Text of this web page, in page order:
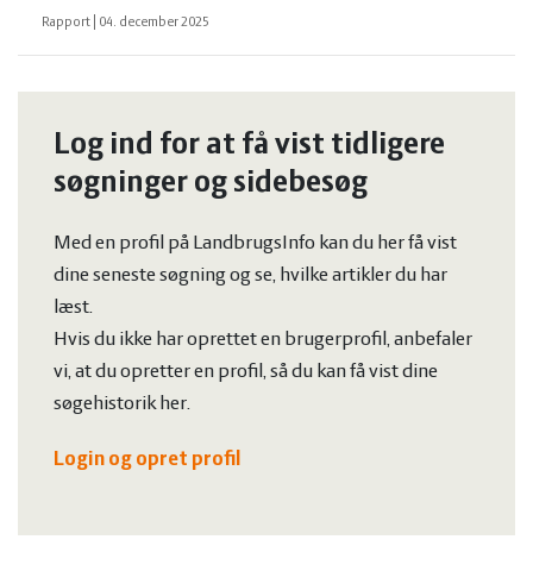
Rapport 04. december 2025
Log ind for at få vist tidligere
søgninger og sidebesøg
Med en profil på LandbrugsInfo kan du her få vist
dine seneste søgning og se, hvilke artikler du har
læst.
Hvis du ikke har oprettet en brugerprofil, anbefaler
vi, at du opretter en profil, så du kan få vist dine
søgehistorik her.
Login og opret profil